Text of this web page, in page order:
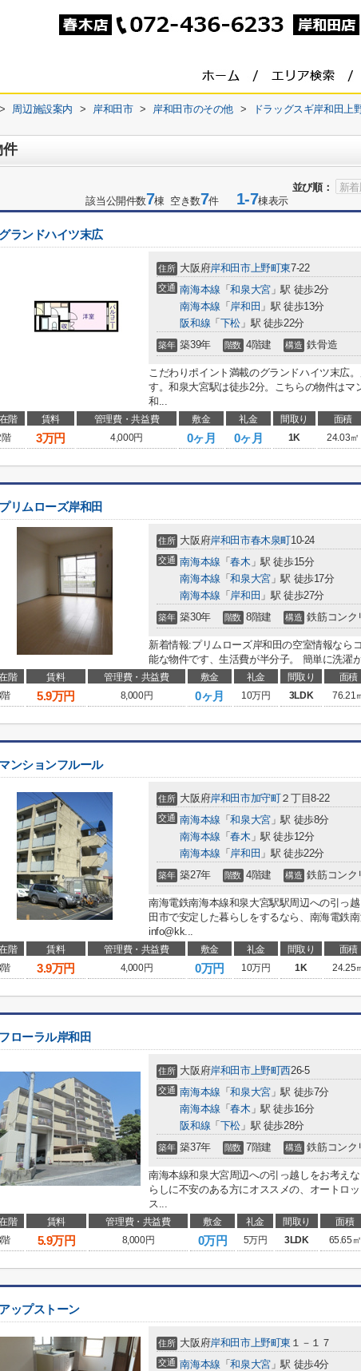
> 周辺施設案内 > 岸和田市 > 岸和田市のその他 > ドラッグスギ岸和田上
件
並び順：
該当公開件数7棟 空き数7件 1-7棟表示
グランドハイツ末広
住所 大阪府岸和田市上野町東7-22
交通 南海本線 「和泉大宮」駅 徒歩2分
南海本線 「 岸和田 」駅 徒歩13分
阪和線 「 下松 」駅 徒歩22分
築年 築39年 階数 4階建 構造 鉄骨造
こだわりポイント満載のグランドハイツ末広
す。和泉大宮駅は徒歩2分。こちらの物件はマ
和...
階 賃料 管理費・共益費 敷金 礼金 間取り 面積
3万円 4,000円 0ヶ月 0ヶ月 1K 24.03㎡
プリムローズ岸和田
住所 大阪府岸和田市春木泉町10-24
交通 南海本線 「春木 」駅 徒歩15分
南海本線 「和泉大宮」駅 徒歩17分
南海本線 「 岸和田 」駅 徒歩27分
築年 築30年 階数 8階建 構造 鉄筋コンク
新着情報:プリムローズ岸和田の空室情報なら
能な物件です、生活費が半分子。 簡単に洗濯
階 賃料 管理費・共益費 敷金 礼金 間取り 面積
5.9万円 8,000円 0ヶ月 10万円 3LDK 76.21
マンションフルール
住所 大阪府岸和田市加守町２丁目8-22
交通 南海本線 「和泉大宮」駅 徒歩8分
南海本線 「春木 」駅 徒歩12分
南海本線 「 岸和田 」駅 徒歩22分
築年 築27年 階数 4階建 構造 鉄筋コンク
南海電鉄南海本線和泉大宮駅駅周辺への引っ
田市で安定した暮らしをするなら、南海電鉄
info@kk...
階 賃料 管理費・共益費 敷金 礼金 間取り 面積
3.9万円 4,000円 0万円 10万円 1K 24.25
フローラル岸和田
住所 大阪府岸和田市上野町西26-5
交通 南海本線 「和泉大宮」駅 徒歩7分
南海本線 「春木 」駅 徒歩16分
阪和線 「 下松 」駅 徒歩28分
築年 築37年 階数 7階建 構造 鉄筋コンク
南海本線和泉大宮周辺への引っ越しをお考え
らしに不安のある方にオススメの、オートロ
ス...
階 賃料 管理費・共益費 敷金 礼金 間取り 面積
5.9万円 8,000円 0万円 5万円 3LDK 65.65㎡
アップストーン
住所 大阪府岸和田市上野町東 １－１７
交通 南海本線 「和泉大宮」駅 徒歩4分